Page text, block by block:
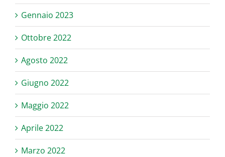
Gennaio 2023
Ottobre 2022
Agosto 2022
Giugno 2022
Maggio 2022
Aprile 2022
Marzo 2022